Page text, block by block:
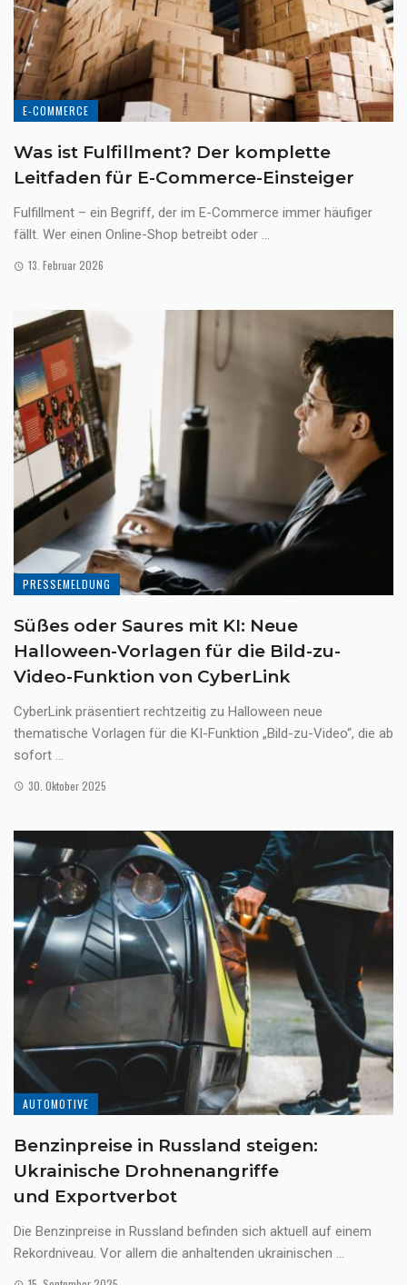
E-COMMERCE
Was ist Fulfillment? Der komplette
Leitfaden für E-Commerce-Einsteiger
Fulfillment – ein Begriff, der im E-Commerce immer häufiger
fällt. Wer einen Online-Shop betreibt oder ...
13. Februar 2026
PRESSEMELDUNG
Süßes oder Saures mit KI: Neue
Halloween-Vorlagen für die Bild-zu-
Video-Funktion von CyberLink
CyberLink präsentiert rechtzeitig zu Halloween neue
thematische Vorlagen für die KI-Funktion „Bild-zu-Video“, die ab
sofort ...
30. Oktober 2025
AUTOMOTIVE
Benzinpreise in Russland steigen:
Ukrainische Drohnenangriffe
und Exportverbot
Die Benzinpreise in Russland befinden sich aktuell auf einem
Rekordniveau. Vor allem die anhaltenden ukrainischen ...